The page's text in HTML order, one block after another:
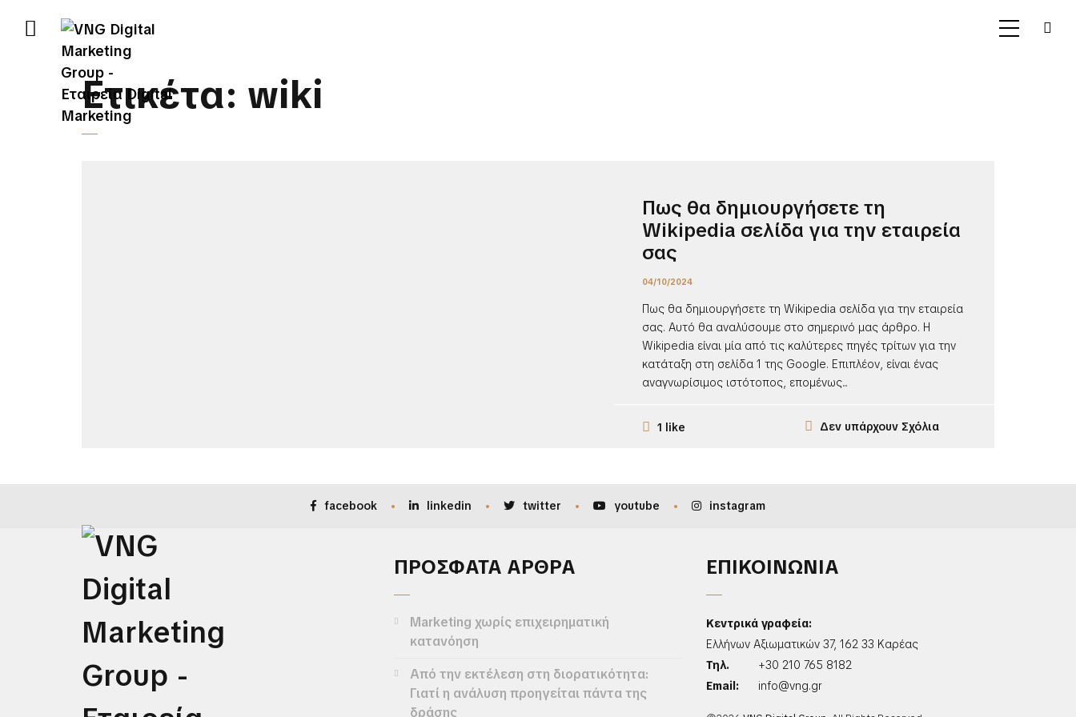
Ετικέτα: wiki
Πως θα δημιουργήσετε τη
Wikipedia σελίδα για την εταιρεία
σας
04/10/2024
Πως θα δημιουργήσετε τη Wikipedia σελίδα για την εταιρεία
σας. Αυτό θα αναλύσουμε στο σημερινό μας άρθρο. Η
Wikipedia είναι μία από τις καλύτερες πηγές τρίτων για την
κατάταξη στη σελίδα 1 της Google. Επιπλέον, είναι ένας
αναγνωρίσιμος ιστότοπος, επομένως...
1 like Δεν υπάρχουν Σχόλια
facebook linkedin twitter youtube instagram
ΠΡΟΣΦΑΤΑ ΑΡΘΡΑ
Marketing χωρίς επιχειρηματική
κατανόηση
Από την εκτέλεση στη διορατικότητα:
Γιατί η ανάλυση προηγείται πάντα της
δράσης
ΕΠΙΚΟΙΝΩΝΙΑ
Κεντρικά γραφεία:
Ελλήνων Αξιωματικών 37, 162 33 Καρέας
Τηλ.
+30 210 765 8182
Email:
info@vng.gr